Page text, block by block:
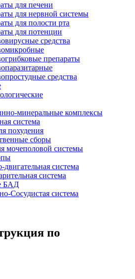
для печени
для нервной системы
для полости рта
для потенции
средства
препараты
средства
минеральные комплексы
система
похудения
сборы
мочеполовой системы
система
система
БАД
Сосудистая система
по